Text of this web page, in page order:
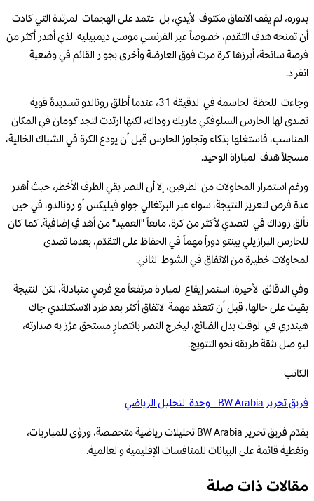
بدوره، لم يقف الاتفاق مكتوف الأيدي، بل اعتمد على الهجمات المرتدة التي كادت
أن تمنحه هدف التقدم، خصوصاً عبر الفرنسي موسى ديمبيليه الذي أهدر أكثر من
فرصة سانحة، أبرزها كرة مرت فوق العارضة وأخرى بجوار القائم في وضعية
انفراد.
وجاءت اللحظة الحاسمة في الدقيقة 31، عندما أطلق رونالدو تسديدةً قوية
تصدى لها الحارس السلوفكي ماريك روداك، لكنها ارتدت لتجد كومان في المكان
المناسب، فاستغلها بذكاء وتجاوز الحارس قبل أن يودع الكرة في الشباك الخالية،
مسجلاً هدف المباراة الوحيد.
ورغم استمرار المحاولات من الطرفين، إلا أن النصر بقي الطرف الأخطر، حيث أهدر
عدة فرص لتعزيز النتيجة، سواء عبر البرتغالي جواو فيليكس أو رونالدو، في حين
تألق روداك في التصدي لأكثر من كرة، مانعاً "العميد" من أهدافٍ إضافية. كما كان
للحارس البرازيلي بينتو دوراً مهماً في الحفاظ على التقدّم، بعدما تصدى
لمحاولات خطيرة من الاتفاق في الشوط الثاني.
وفي الدقائق الأخيرة، استمر إيقاع المباراة مرتفعاً مع فرصٍ متبادلة، لكن النتيجة
بقيت على حالها، قبل أن تتعقد مهمة الاتفاق أكثر بعد طرد الاسكتلندي جاك
هيندري في الوقت بدل الضائع، ليخرج النصر بانتصارٍ مستحق عزّز به صدارته،
ليواصل بثقة طريقه نحو التتويج.
الكاتب
فريق تحرير BW Arabia - وحدة التحليل الرياضي
يقدّم فريق تحرير BW Arabia تحليلات رياضية متخصصة، ورؤى للمباريات،
وتغطية قائمة على البيانات للمنافسات الإقليمية والعالمية.
مقالات ذات صلة